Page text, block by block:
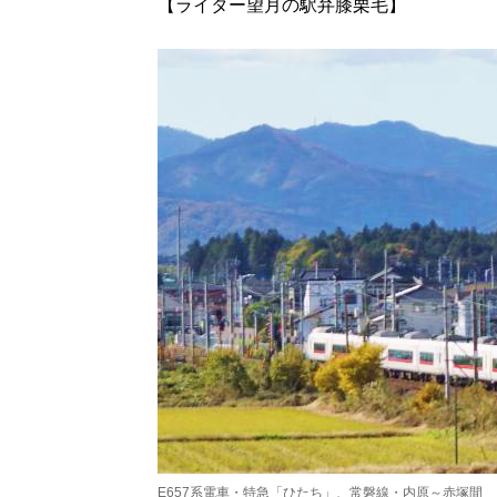
【ライター望月の駅弁膝栗毛】
E657系電車・特急「ひたち」、常磐線・内原～赤塚間